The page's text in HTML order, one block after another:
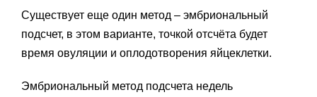
Существует еще один метод – эмбриональный
подсчет, в этом варианте, точкой отсчёта будет
время овуляции и оплодотворения яйцеклетки.
Эмбриональный метод подсчета недель